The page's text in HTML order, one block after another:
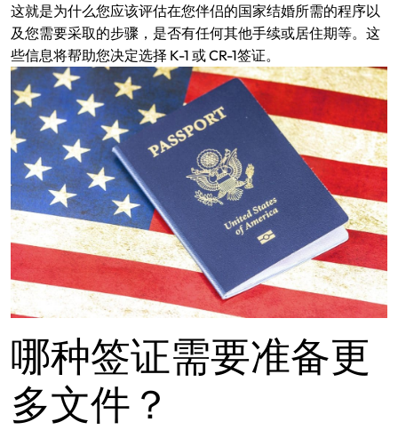
这就是为什么您应该评估在您伴侣的国家结婚所需的程序以
及您需要采取的步骤，是否有任何其他手续或居住期等。这
些信息将帮助您决定选择 K-1 或 CR-1签证。
哪种签证需要准备更
多文件？